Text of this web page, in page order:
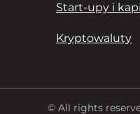
Start-upy i
Kryptowaluty
© All rights